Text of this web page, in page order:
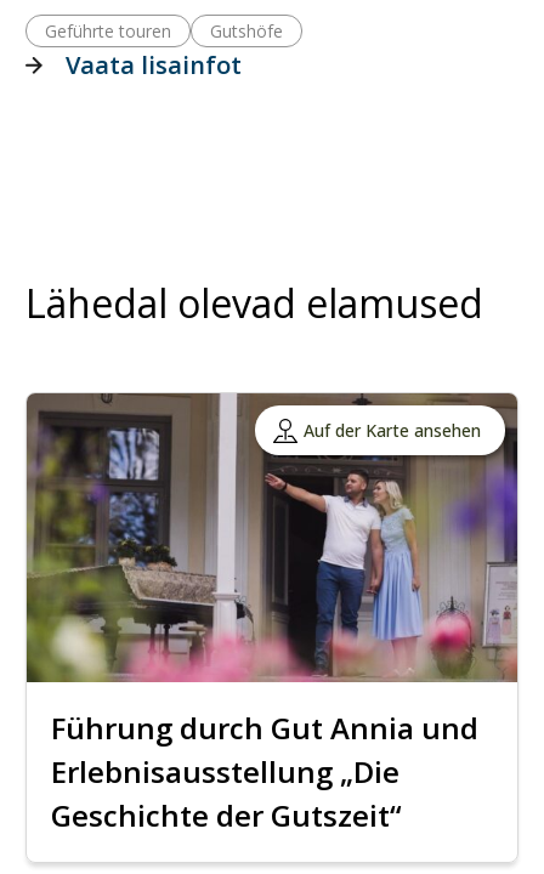
Geführte touren Gutshöfe
Vaata lisainfot
Lähedal olevad elamused
Auf der Karte ansehen
Führung durch Gut Annia und
Erlebnisausstellung „Die
Geschichte der Gutszeit“